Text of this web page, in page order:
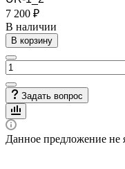
7 200 ₽
В наличии
В корзину
Задать вопрос
Данное предложение не